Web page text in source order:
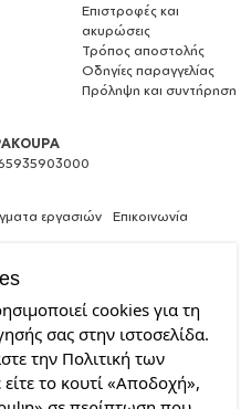
Επιστροφές και
ακυρώσεις
Τρόπος αποστολής
Οδηγίες παραγγελίας
Πρόληψη και συντήρηση
εργασιών Επικοινωνία
Θέλεις
και
εσύ
μια
επαγγελματική
cookies για τη
σας στην ιστοσελίδα.
την Πολιτική των
είτε το κουτί «Αποδοχή»,